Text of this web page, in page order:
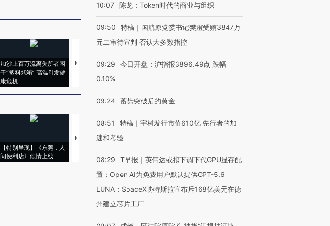
加沙上百万流离失所者困
于“塑料烤箱” 高温引发健
康危机
视线｜HYROX的吸金
心“花钱找虐”？
马航飞行员跨国走私7万
【特别呈现】《东莞，人
间便利店》倾情上线
【推广】走进第四届链博
会，让数智科技“链”接产
【特别呈现】寻找100种
有意思的生活方式·第三对
CFO：不靠规模取胜，华
住三大增长引擎是什么？
10:07 陈龙：Token时代的商业与组织
09:50
特稿｜国航原党委书记樊澄受贿3847万
元二审待宣判 否认大多数指控
09:29
今日开盘：沪指报3896.49点 跌幅
0.10%
09:24 蓄势突破后的黄金
08:51
特稿｜宇树发行市值610亿 先行者的加
速和考验
08:29
T早报｜英伟达或拟下调下代GPU显存配
置；Open AI为免费用户默认提供GPT-5.6
LUNA；SpaceX协特斯拉宣布斥168亿美元在德
州建立芯片工厂